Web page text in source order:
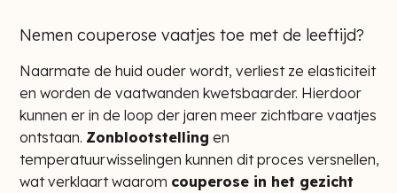
Nemen couperose vaatjes toe met de leeftijd?
Naarmate de huid ouder wordt, verliest ze elasticiteit
en worden de vaatwanden kwetsbaarder. Hierdoor
kunnen er in de loop der jaren meer zichtbare vaatjes
ontstaan. Zonblootstelling en
temperatuurwisselingen kunnen dit proces versnellen,
wat verklaart waarom couperose in het gezicht